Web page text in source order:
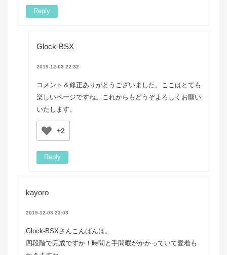
Reply
Glock-BSX
2019-12-03 22:32
コメント＆修正ありがとうございました。ここはとても
楽しいページですね。これからもどうぞよろしくお願い
いたします。
+2
Reply
kayoro
2019-12-03 23:03
Glock-BSXさんこんばんは。
四段階で完成ですか！時間と手間暇がかかっていて愛着も